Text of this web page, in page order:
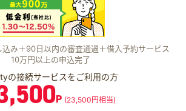
み＋90日以内の審査通過＋借入予約サービス
10万円以上の申込完了
の接続サービスをご利用の方
P (23,500円相当)